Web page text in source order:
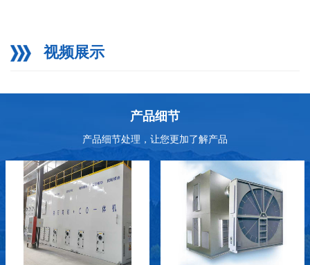
视频展示
产品细节
产品细节处理，让您更加了解产品